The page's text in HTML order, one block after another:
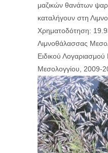
μαζικών θανάτων
καταλήγουν στη
Χρηματοδότηση:
Λιμνοθάλασσας
Ειδικού
Μεσολογγίου, 2009-